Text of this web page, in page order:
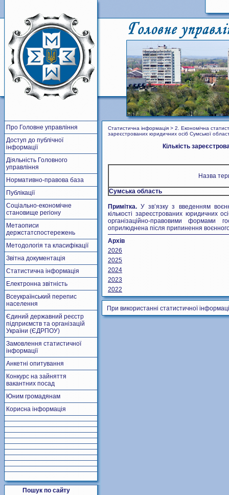
Про Головне управління
Доступ до публічної
інформації
Діяльність Головного
управління
Нормативно-правова база
Публікації
Соціально-економічне
становище регіону
Метаописи
держстатспостережень
Методологія та класифікації
Звітна документація
Статистична інформація
Електронна звітність
Всеукраїнський перепис
населення
Єдиний державний реєстр
підприємств та організацій
України (ЄДРПОУ)
Замовлення статистичної
інформації
Анкетні опитування
Конкурс на зайняття
вакантних посад
Юним громадянам
Корисна інформація
Пошук по сайту
Статистична інформація > 2. Економічна
зареєстрованих юридичних осіб Сумської
Кількість
Назва
Сумська область
Примітка. У зв’язку з введенням
кількості зареєстрованих юридичних
організаційно-правовими формами
оприлюднена після припинення
Архів
2026
2025
2024
2023
2022
При використанні статистичної